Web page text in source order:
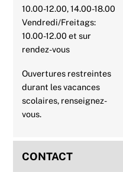
10.00-12.00, 14.00-18.00
Vendredi/Freitags:
10.00-12.00 et sur
rendez-vous
Ouvertures restreintes
durant les vacances
scolaires, renseignez-
vous.
CONTACT